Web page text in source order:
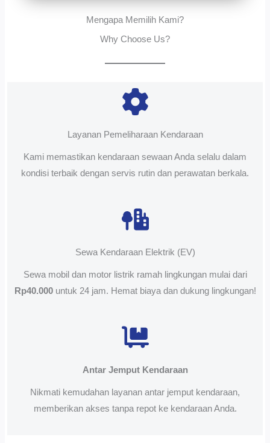
Mengapa Memilih Kami?
Why Choose Us?
Layanan Pemeliharaan Kendaraan
Kami memastikan kendaraan sewaan Anda selalu dalam
kondisi terbaik dengan servis rutin dan perawatan berkala.
Sewa Kendaraan Elektrik (EV)
Sewa mobil dan motor listrik ramah lingkungan mulai dari
Rp40.000untuk 24 jam. Hemat biaya dan dukung lingkungan!
Antar Jemput Kendaraan
Nikmati kemudahan layanan antar jemput kendaraan,
memberikan akses tanpa repot ke kendaraan Anda.